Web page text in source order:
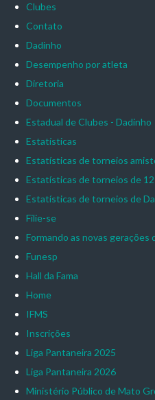
Clubes
Contato
Dadinho
Desempenho por atleta
Diretoria
Documentos
Estadual de Clubes - Dadinho
Estatísticas
Estatísticas de torneios
Estatísticas de torneios de
Estatísticas de torneios de
Filie-se
Formando as novas gerações
Funesp
Hall da Fama
Home
IFMS
Inscrições
Liga Pantaneira 2025
Liga Pantaneira 2026
Ministério Público de Mato